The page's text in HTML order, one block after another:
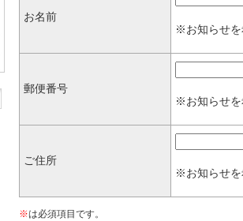
お名前
※お知らせを
郵便番号
※お知らせを
ご住所
※お知らせを
※は必須項目です。